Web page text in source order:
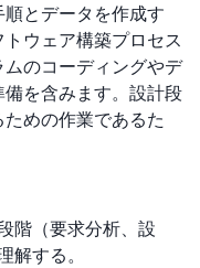
とデータを作成す
ウェア構築プロセス
のコーディングやデ
を含みます。設計段
めの作業であるた
階（要求分析、設
する。